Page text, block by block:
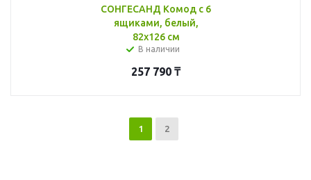
СОНГЕСАНД Комод с 6
ящиками, белый,
82x126 см
В наличии
257 790 ₸
1 2